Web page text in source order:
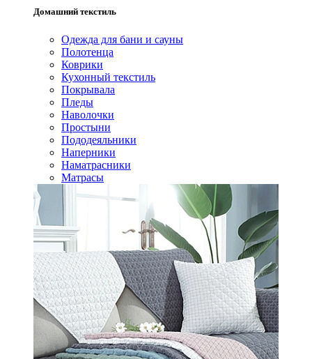
Домашний текстиль
Одежда для бани и сауны
Полотенца
Коврики
Кухонный текстиль
Покрывала
Пледы
Наволочки
Простыни
Пододеяльники
Наперники
Наматрасники
Матрасы